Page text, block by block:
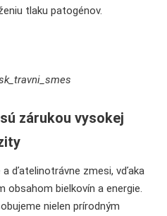
tlaku patogénov.
sú zárukou vysokej
ďatelinotrávne zmesi, vďaka
obsahom bielkovín a energie.
nielen prírodným